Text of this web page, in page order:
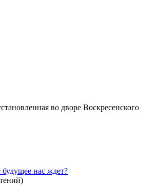
во дворе Воскресенского
нас ждет?
)